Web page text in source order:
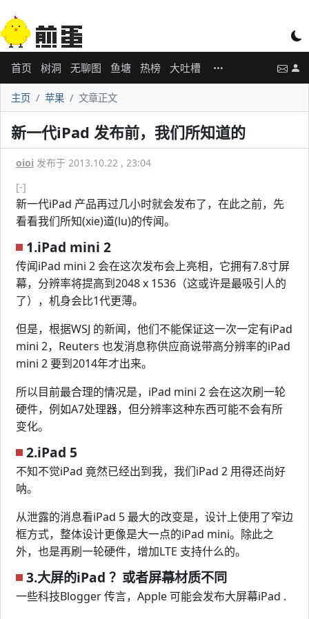
首页 树洞 无聊图 鱼塘 热榜 大吐槽
主页 苹果 文章正文
新一代iPad 发布前，我们所知道的
oioi 发布于 2013.10.22 , 23:04
[-]
新一代iPad 产品再过几小时就会发布了，在此之前，先
看看我们所知(xie)道(lu)的传闻。
1.iPad mini 2
传闻iPad mini 2 会在这次发布会上亮相，它拥有7.8寸屏
幕，分辨率将提高到2048 x 1536（这或许是最吸引人的
了），机身会比1代更薄。
但是，根据WSJ 的新闻，他们不能保证这一次一定有iPad
mini 2，Reuters 也发消息称供应商说带高分辨率的iPad
mini 2 要到2014年才出来。
所以目前最合理的情况是，iPad mini 2 会在这次刷一轮
硬件，例如A7处理器，但分辨率这种东西可能不会有所
变化。
2.iPad 5
不知不觉iPad 竟然已经出到我，我们iPad 2 用得还尚好
呐。
从泄露的消息看iPad 5 最大的改变是，设计上使用了窄边
框方式，整体设计更像是大一点的iPad mini。除此之
外，也是再刷一轮硬件，增加LTE 支持什么的。
3.大屏的iPad ？或者屏幕材质不同
一些科技Blogger 传言，Apple 可能会发布大屏幕iPad .